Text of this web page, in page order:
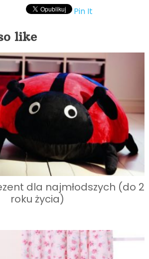
Pin It
like
dla najmłodszych (do 2
roku życia)